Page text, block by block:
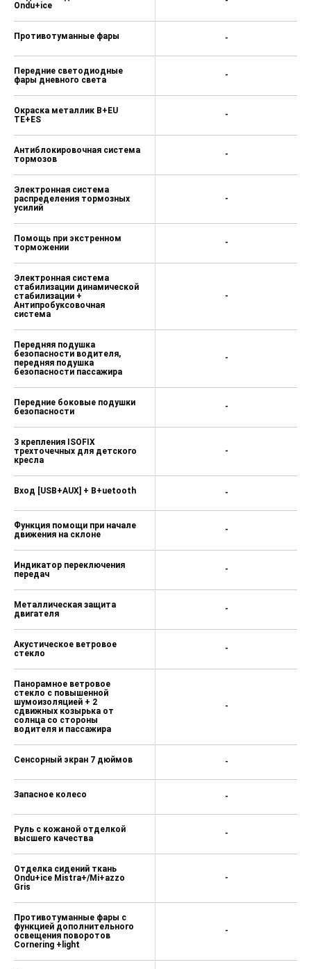
Ondu+ice
Противотуманные фары
Передние светодиодные
фары дневного света
Окраска металлик B+EU
TE+ES
Антиблокировочная система
тормозов
Электронная система
распределения тормозных
усилий
Помощь при экстренном
торможении
Электронная система
стабилизации динамической
стабилизации +
Антипробуксовочная
система
Передняя подушка
безопасности водителя,
передняя подушка
безопасности пассажира
Передние боковые подушки
безопасности
3 крепления ISOFIX
трехточечных для детского
кресла
Вход [USB+AUX] + B+uetooth
Функция помощи при начале
движения на склоне
Индикатор переключения
передач
Металлическая защита
двигателя
Акустическое ветровое
стекло
Панорамное ветровое
стекло с повышенной
шумоизоляцией + 2
сдвижных козырька от
солнца со стороны
водителя и пассажира
Сенсорный экран 7 дюймов
Запасное колесо
Руль с кожаной отделкой
высшего качества
Отделка сидений ткань
Ondu+ice Mistra+/Mi+azzo
Gris
Противотуманные фары с
функцией дополнительного
освещения поворотов
Cornering +light
-
-
-
-
-
-
-
-
-
-
-
-
-
-
-
-
-
-
-
-
-